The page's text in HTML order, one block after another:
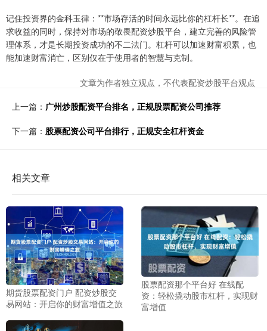
记住投资界的金科玉律：**市场存活的时间永远比你的杠杆长**。在追
求收益的同时，保持对市场的敬畏配资炒股平台，建立完善的风险管
理体系，才是长期投资成功的不二法门。杠杆可以加速财富积累，也
能加速财富消亡，区别仅在于使用者的智慧与克制。
文章为作者独立观点，不代表配资炒股平台观点
上一篇： 广州炒股配资平台排名，正规股票配资公司推荐
下一篇： 股票配资公司平台排行，正规安全杠杆资金
相关文章
期货股票配资门户 配资炒股交
易网站：开启你的财富增值之旅
股票配资那个平台好 在线配
资：轻松撬动股市杠杆，实现财
富增值